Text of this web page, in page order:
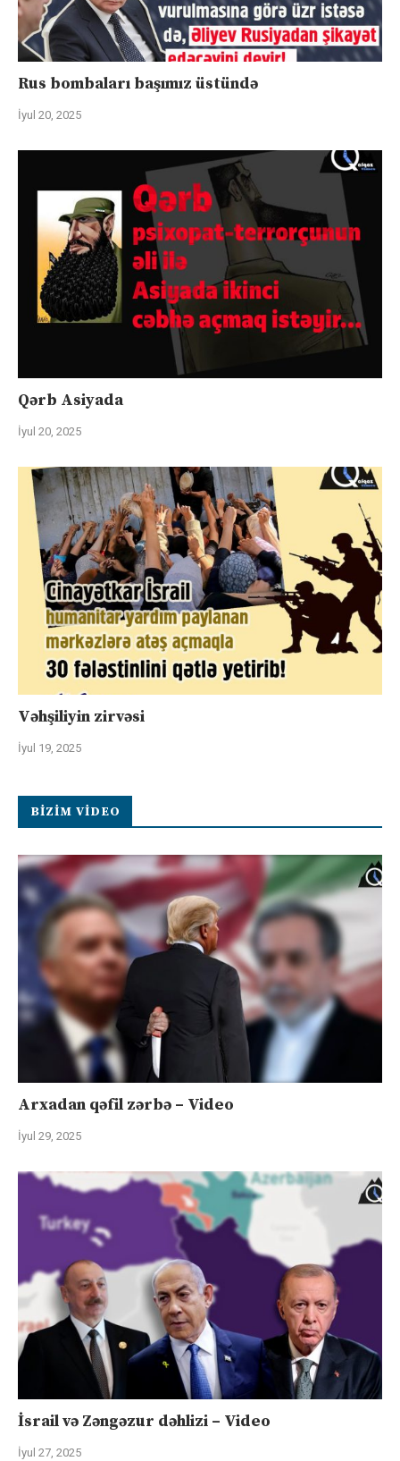
Rus bombaları başımız üstündə
İyul 20, 2025
Qərb Asiyada
İyul 20, 2025
Vəhşiliyin zirvəsi
İyul 19, 2025
BIZIM VIDEO
Arxadan qəfil zərbə – Video
İyul 29, 2025
İsrail və Zəngəzur dəhlizi – Video
İyul 27, 2025